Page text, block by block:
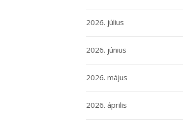
2026. július
2026. június
2026. május
2026. április